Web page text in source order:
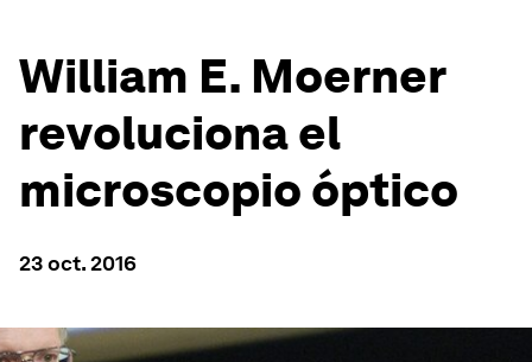
William E. Moerner
revoluciona el
microscopio óptico
23 oct. 2016